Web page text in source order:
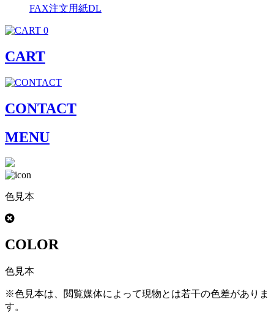
FAX注文用紙DL
0
CART
CONTACT
MENU
色見本
COLOR
色見本
※色見本は、閲覧媒体によって現物とは若干の色差がありま
す。